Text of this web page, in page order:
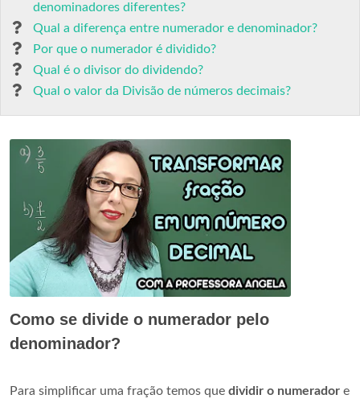
denominadores diferentes?
Qual a diferença entre numerador e denominador?
Por que o numerador é dividido?
Qual é o divisor do dividendo?
Qual o valor da Divisão de números decimais?
Como se divide o numerador pelo
denominador?
Para simplificar uma fração temos que dividir o numerador e